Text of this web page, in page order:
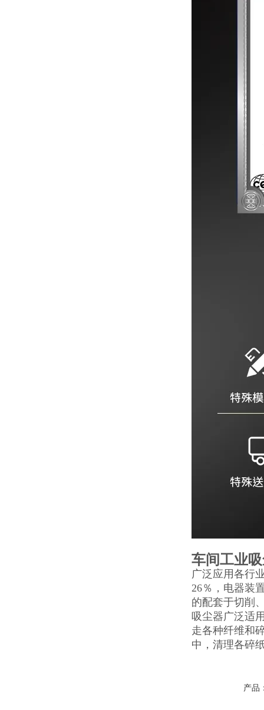
车间工业
广泛应用各行
26％，电器装
的配套于切削
吸尘器广泛适
走各种纤维和
中，清理各碎
产品